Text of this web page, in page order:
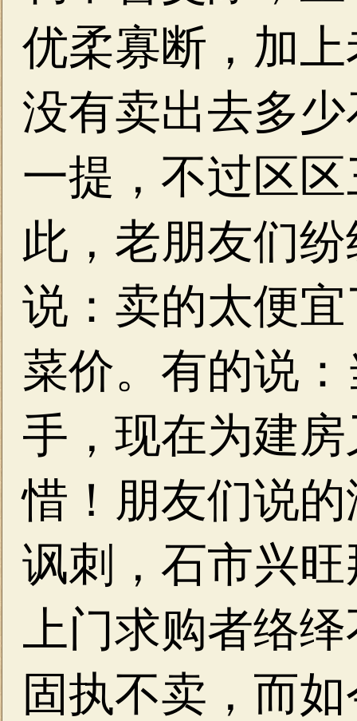
优柔寡断，加
没有卖出去多
一提，不过区
此，老朋友们
说：卖的太便
菜价。有的说
手，现在为建
惜！朋友们说
讽刺，石市兴
上门求购者络
固执不卖，而